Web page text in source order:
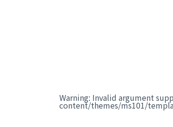
Warning: Invalid argument
content/themes/ms101/